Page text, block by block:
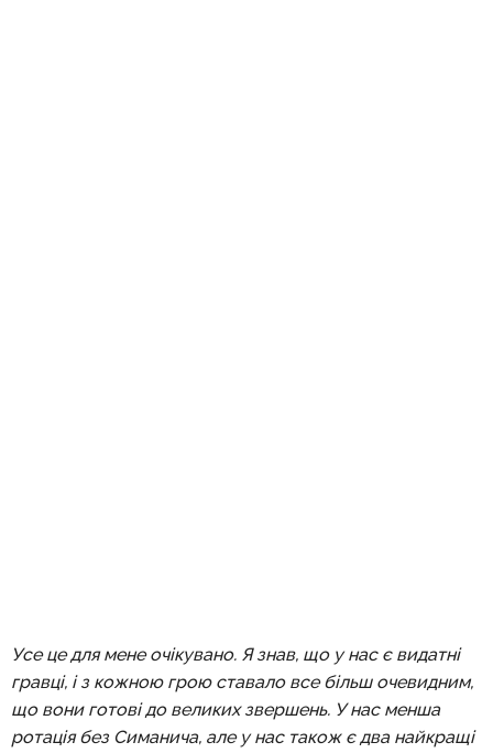
Усе це для мене очікувано. Я знав, що у нас є видатні
гравці, і з кожною грою ставало все більш очевидним,
що вони готові до великих звершень. У нас менша
ротація без Симанича, але у нас також є два найкращі